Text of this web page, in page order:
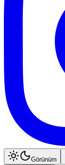
Görünüm